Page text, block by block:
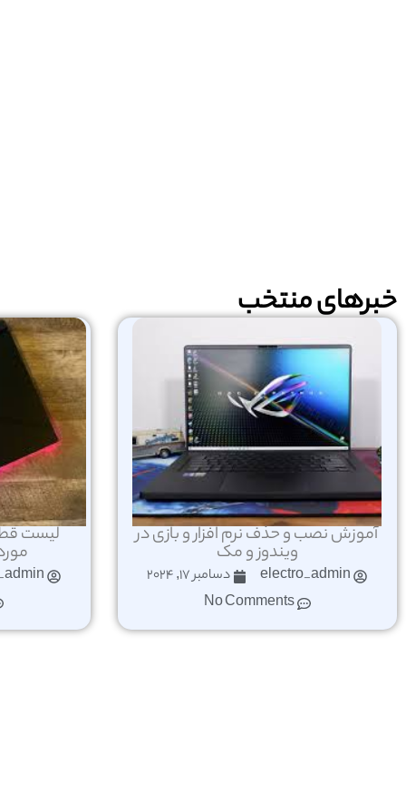
خبرهای منتخب
آموزش نصب و حذف نرم افزار و بازی در
ویندوز و مک
electro_admin
دسامبر 17, 2024
No Comments
لیست